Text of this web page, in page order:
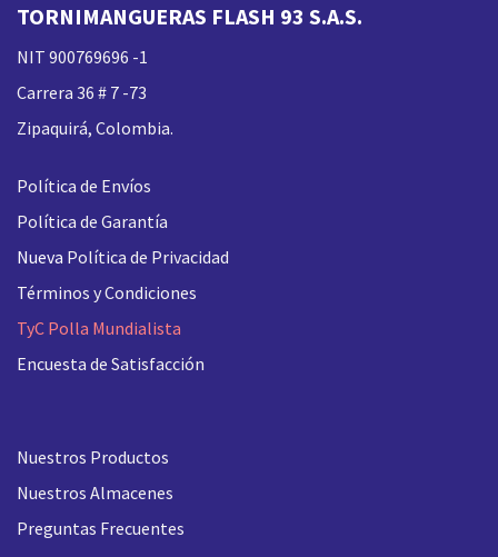
TORNIMANGUERAS FLASH 93 S.A.S.
NIT 900769696 -1
Carrera 36 # 7 -73
Zipaquirá, Colombia.
Política de Envíos
Política de Garantía
Nueva Política de Privacidad
Términos y Condiciones
TyC Polla Mundialista
Encuesta de Satisfacción
Nuestros Productos
Nuestros Almacenes
Preguntas Frecuentes